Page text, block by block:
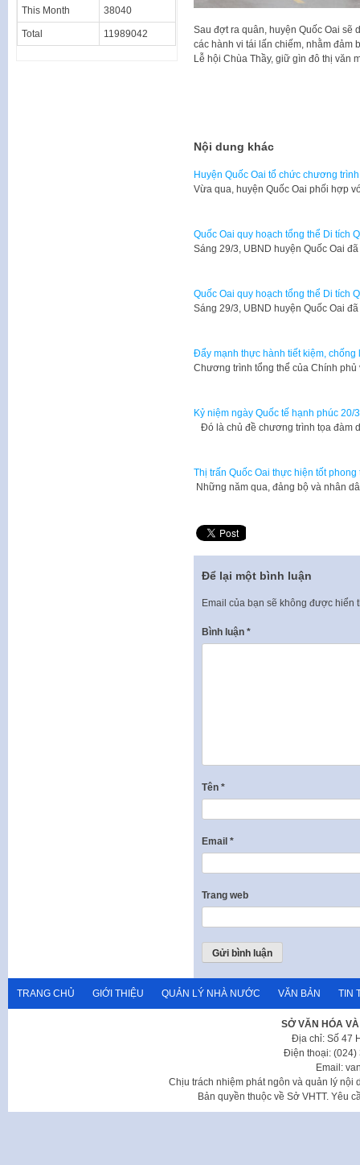
Sau đợt ra quân, huyện Quốc Oai sẽ
các hành vi tái lấn chiếm, nhằm đảm
Lễ hội Chùa Thầy, giữ gìn đô thị văn
Nội dung khác
Huyện Quốc Oai tổ chức chương
Vừa qua, huyện Quốc Oai phối hợp
Quốc Oai quy hoạch tổng thể Di tích
Sáng 29/3, UBND huyện Quốc Oai
Quốc Oai quy hoạch tổng thể Di tích
Sáng 29/3, UBND huyện Quốc Oai
Đẩy mạnh thực hành tiết kiệm, chống
Chương trình tổng thể của Chính
Kỷ niệm ngày Quốc tế hạnh phúc 20/
Đó là chủ đề chương trình tọa đàm
Thị trấn Quốc Oai thực hiện tốt
Những năm qua, đảng bộ và nhân
Để lại một bình luận
Email của bạn sẽ không được hiển
Bình luận *
Tên *
Email *
Trang web
This Month 38040
Total 11989042
TRANG CHỦ GIỚI THIỆU QUẢN LÝ NHÀ NƯỚC VĂN BẢN TIN
SỞ VĂN HÓA
Địa chỉ: Số 47
Điện thoại: (024)
Email:
Chịu trách nhiệm phát ngôn và quản lý nội
Bản quyền thuộc về Sở VHTT. Yêu